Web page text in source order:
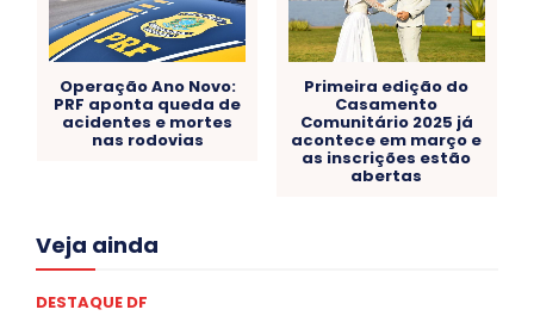
Operação Ano Novo:
PRF aponta queda de
acidentes e mortes
nas rodovias
Primeira edição do
Casamento
Comunitário 2025 já
acontece em março e
as inscrições estão
abertas
Veja ainda
Acre
Congressuanas & Esplanadumas
DESTAQUE DF